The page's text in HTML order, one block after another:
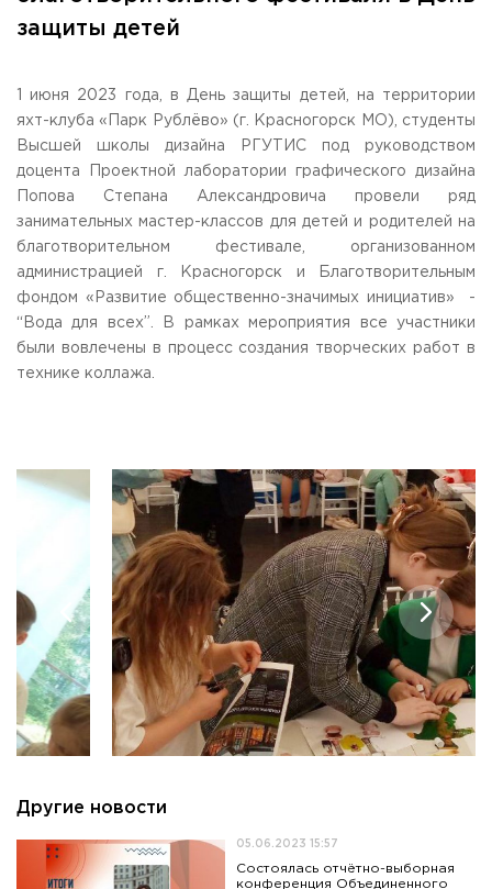
Общежитие / Кампус РГУТИС
Работа с лицами с ОВЗ и инвалидами
Научная деятельность
Дополнительное образование
Федеральный ресурсный центр
Федеральное учебно-методическое объединение в
системе СПО
Профком
Конкурс ППС
Сведения об образовательной
АДРЕС
141221, Московская обл.,Городской округ Пушкинский,
пгт. Черкизово,
ул. Главная, 99
ТЕЛЕФОНЫ
+7 (495) 940 83 00
+7 (495) 940 83 58 - Приемная комиссия
obrashenia@rguts.ru
priem@rguts.ru - Приемная комиссия
сб-вс: выходной
Приемная комиссия
пн-пт: с 10:00 до 17:00;
сб: с 10:00 до 15:30;
вс: выходной.
защиты детей
1 июня 2023 года, в День защиты детей, на территории
яхт-клуба «Парк Рублёво» (г. Красногорск МО), студенты
Высшей школы дизайна РГУТИС под руководством
доцента Проектной лаборатории графического дизайна
Попова Степана Александровича провели ряд
занимательных мастер-классов для детей и родителей на
благотворительном фестивале, организованном
администрацией г. Красногорск и Благотворительным
фондом «Развитие общественно-значимых инициатив» -
“Вода для всех”. В рамках мероприятия все участники
были вовлечены в процесс создания творческих работ в
технике коллажа.
Другие новости
05.06.2023 15:57
Состоялась отчётно-выборная
конференция Объединенного